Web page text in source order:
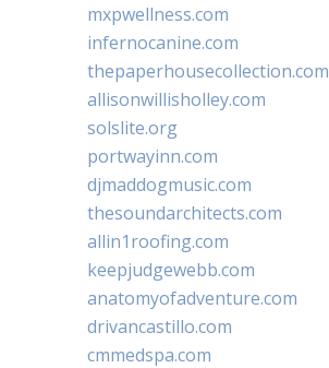
mxpwellness.com
infernocanine.com
thepaperhousecollection.com
allisonwillisholley.com
solslite.org
portwayinn.com
djmaddogmusic.com
thesoundarchitects.com
allin1roofing.com
keepjudgewebb.com
anatomyofadventure.com
drivancastillo.com
cmmedspa.com